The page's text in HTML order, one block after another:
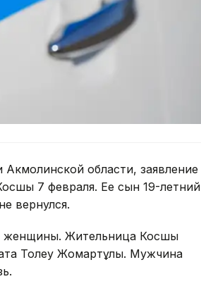
области, заявление
7 февраля. Ее сын 19-летний
вернулся.
женщины. Жительница Косшы
Толеу Жомартұлы. Мужчина